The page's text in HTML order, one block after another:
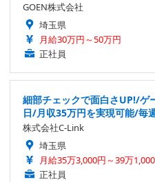
GOEN株式会社
埼玉県
月給30万円～50万円
正社員
細部チェックで面白さUP!/ゲ
日/月収35万円を実現可能/毎
株式会社C-Link
埼玉県
月給35万3,000円～39万
正社員